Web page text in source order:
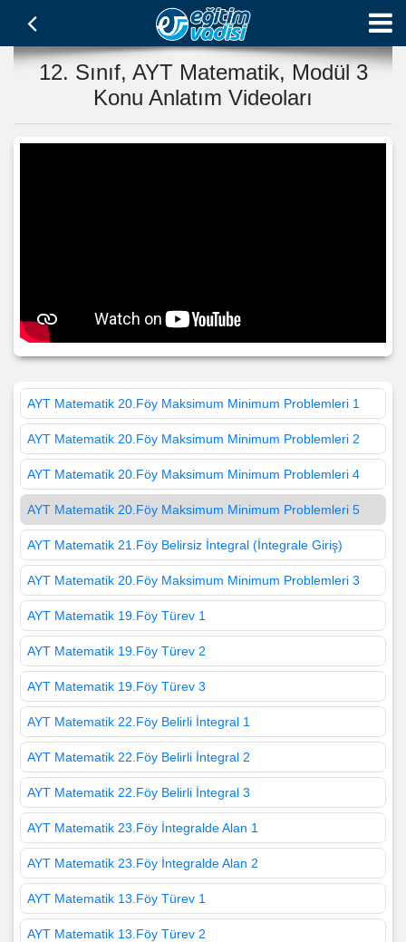
12. Sınıf, AYT Matematik, Modül 3
Konu Anlatım Videoları
AYT Matematik 20.Föy Maksimum Minimum Problemleri 1
AYT Matematik 20.Föy Maksimum Minimum Problemleri 2
AYT Matematik 20.Föy Maksimum Minimum Problemleri 4
AYT Matematik 20.Föy Maksimum Minimum Problemleri 5
AYT Matematik 21.Föy Belirsiz İntegral (İntegrale Giriş)
AYT Matematik 20.Föy Maksimum Minimum Problemleri 3
AYT Matematik 19.Föy Türev 1
AYT Matematik 19.Föy Türev 2
AYT Matematik 19.Föy Türev 3
AYT Matematik 22.Föy Belirli İntegral 1
AYT Matematik 22.Föy Belirli İntegral 2
AYT Matematik 22.Föy Belirli İntegral 3
AYT Matematik 23.Föy İntegralde Alan 1
AYT Matematik 23.Föy İntegralde Alan 2
AYT Matematik 13.Föy Türev 1
AYT Matematik 13.Föy Türev 2